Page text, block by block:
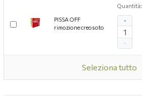
PISSA OFF
rimozione creosoto
Quantità:
-
+
Seleziona tutto